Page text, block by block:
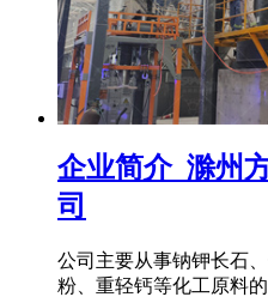
企业简介_滁州
司
公司主要从事钠钾长石
粉、重轻钙等化工原料